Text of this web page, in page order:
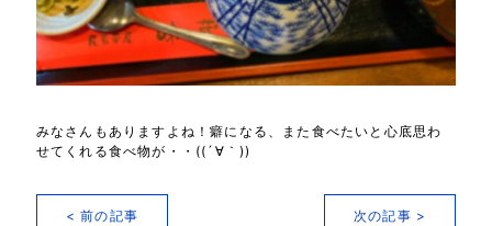
みなさんもありますよね！癖になる、また食べたいと心底思わ
せてくれる食べ物が・・((´∀｀))
< 前の記事 次の記事 >